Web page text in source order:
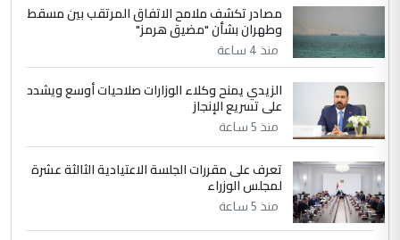
الجواهري يرد على صدام حسين سل
مضجعيك يابن الزنا (نص كامل)
5
التعليق : تحياتي لك استاذ حامدتركان. كلام
دقيق ومسؤول؛ فالاستثمار الحقيقي للإنسان
الموضوع :
بين الإهمال واغتصاب الأرض.. بلاد
الرافدين تعاني الجفاف والتصحر!!
مصادر تكشف ملامح الاتفاق المرتقب بين مسقط
وطهران بشأن "مضيق هرمز"
منذ 4 ساعة
الزيدي يمنح وكلاء الوزارات صلاحيات أوسع ويشدد
على تسريع الإنجاز
منذ 5 ساعة
تعرف على مقررات الجلسة الاعتيادية الثالثة عشرة
لمجلس الوزراء
منذ 5 ساعة